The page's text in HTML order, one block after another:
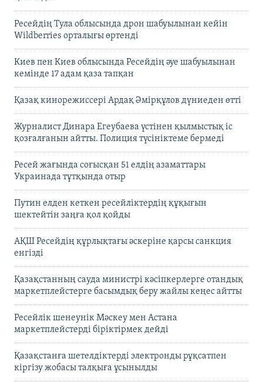
Ресейдің Тула облысында дрон шабуылынан кейін
Wildberries орталығы өртенді
Киев пен Киев облысында Ресейдің әуе шабуылынан
кемінде 17 адам қаза тапқан
Қазақ кинорежиссері Ардақ Әмірқұлов дүниеден өтті
Журналист Динара Егеубаева үстінен қылмыстық іс
қозғалғанын айтты. Полиция түсініктеме бермеді
Ресей жағында соғысқан 51 елдің азаматтары
Украинада тұтқында отыр
Путин елден кеткен ресейліктердің құқығын
шектейтін заңға қол қойды
АҚШ Ресейдің құрлықтағы әскеріне қарсы санкция
енгізді
Қазақстанның сауда министрі кәсіпкерлерге отандық
маркетплейстерге басымдық беру жайлы кеңес айтты
Ресейлік шенеунік Мәскеу мен Астана
маркетплейстерді біріктірмек дейді
Қазақстанға шетелдіктерді электронды рұқсатпен
кіргізу жобасы талқыға ұсынылды